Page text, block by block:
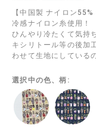
【中国製 ナイロン
冷感ナイロン糸使用！
ひんやり冷たくて気持
キシリトール等の後加
わせて生地にしている
選択中の色、柄: